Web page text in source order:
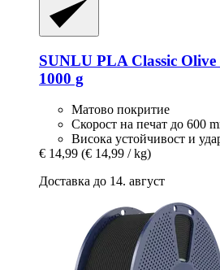
SUNLU PLA Classic
1000 g
Матово покритие
Скорост на печат до 600
Висока устойчивост и
€ 14,99 (€ 14,99 / kg)
Доставка до 14. август